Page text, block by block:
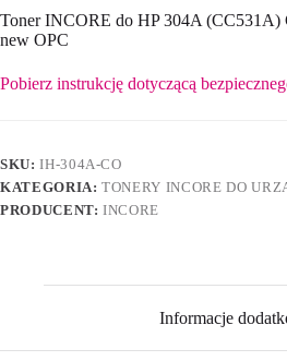
Toner INCORE do HP 304A (CC531A)
new OPC
Pobierz instrukcję dotyczącą
SKU:IH-304A-CO
KATEGORIA:TONERY INCORE DO
PRODUCENT:INCORE
Informacje